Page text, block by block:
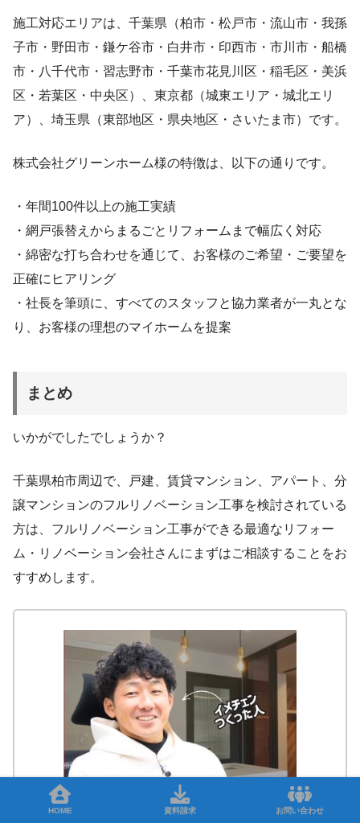
施工対応エリアは、千葉県（柏市・松戸市・流山市・我孫
子市・野田市・鎌ケ谷市・白井市・印西市・市川市・船橋
市・八千代市・習志野市・千葉市花見川区・稲毛区・美浜
区・若葉区・中央区）、東京都（城東エリア・城北エリ
ア）、埼玉県（東部地区・県央地区・さいたま市）です。
株式会社グリーンホーム様の特徴は、以下の通りです。
・年間100件以上の施工実績
・網戸張替えからまるごとリフォームまで幅広く対応
・綿密な打ち合わせを通じて、お客様のご希望・ご要望を
正確にヒアリング
・社長を筆頭に、すべてのスタッフと協力業者が一丸とな
り、お客様の理想のマイホームを提案
まとめ
いかがでしたでしょうか？
千葉県柏市周辺で、戸建、賃貸マンション、アパート、分
譲マンションのフルリノベーション工事を検討されている
方は、フルリノベーション工事ができる最適なリフォー
ム・リノベーション会社さんにまずはご相談することをお
すすめします。
HOME 資料請求 お問い合わせ